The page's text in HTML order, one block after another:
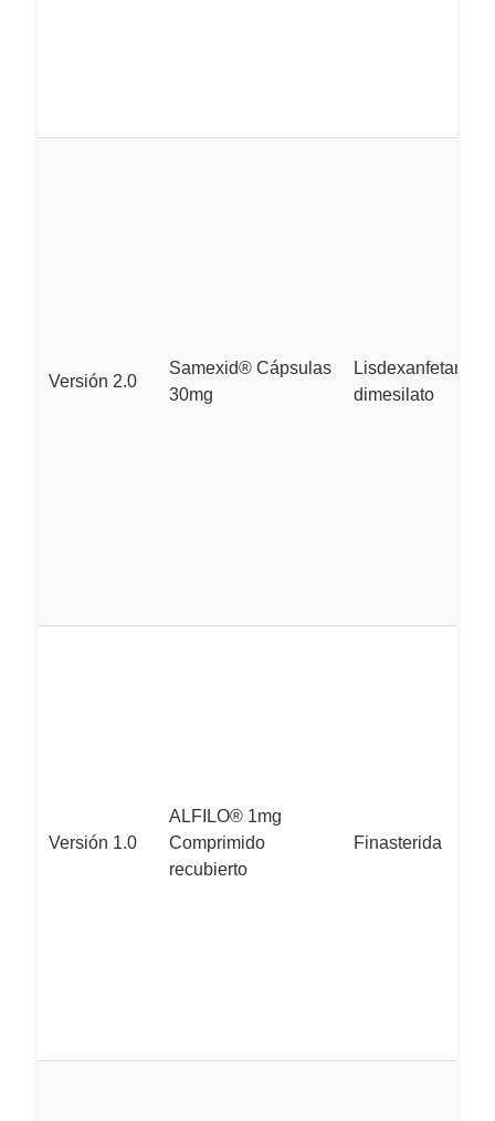
Versión 2.0
Samexid® Cápsulas
30mg
Lisdexanfetamina
dimesilato
Versión 1.0
ALFILO® 1mg
Comprimido
recubierto
Finasterida